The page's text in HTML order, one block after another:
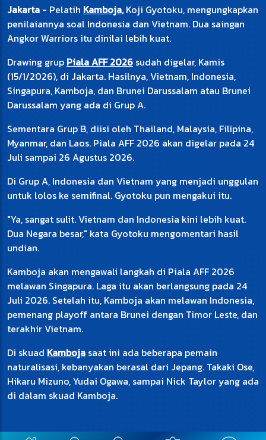
Jakarta - Pelatih Kamboja,Koji Gyotoku, mengungkapkan
penilaiannya soal Indonesia dan Vietnam. Dua saingan
Angkor Warriors itu dinilai lebih kuat.
Drawing grup Piala AFF 2026 sudah digelar, Kamis
(15/1/2026), di Jakarta. Hasilnya, Vietnam, Indonesia,
Singapura, Kamboja, dan Brunei Darussalam atau Brunei
Darussalam yang ada di Grup A.
Sementara Grup B, diisi oleh Thailand, Malaysia, Filipina,
Myanmar, dan Laos. Piala AFF 2026 akan digelar pada 24
Juli sampai 26 Agustus 2026.
Di Grup A, Indonesia dan Vietnam yang menjadi unggulan
untuk lolos ke semifinal. Gyotoku pun mengakui itu.
"Ya, sangat sulit. Vietnam dan Indonesia kini lebih kuat.
Dua Negara besar," kata Gyotoku mengomentari hasil
undian.
Kamboja akan mengawali langkah di Piala AFF 2026
melawan Singapura. Laga itu akan berlangsung pada 24
Juli 2026. Setelah itu, Kamboja akan melawan Indonesia,
pemenang playoff antara Brunei dengan Timor Leste, dan
terakhir Vietnam.
Di skuad Kamboja saat ini ada beberapa pemain
naturalisasi, kebanyakan berasal dari Jepang. Takaki Ose,
Hikaru Mizuno, Yudai Ogawa, sampai Nick Taylor yang ada
di dalam skuad Kamboja.